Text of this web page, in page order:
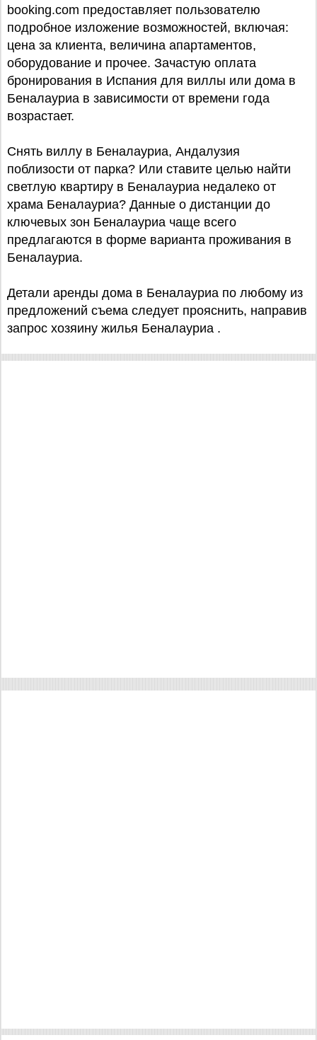
booking.com предоставляет пользователю
подробное изложение возможностей, включая:
цена за клиента, величина апартаментов,
оборудование и прочее. Зачастую оплата
бронирования в Испания для виллы или дома в
Беналауриа в зависимости от времени года
возрастает.
Снять виллу в Беналауриа, Андалузия
поблизости от парка? Или ставите целью найти
светлую квартиру в Беналауриа недалеко от
храма Беналауриа? Данные о дистанции до
ключевых зон Беналауриа чаще всего
предлагаются в форме варианта проживания в
Беналауриа.
Детали аренды дома в Беналауриа по любому из
предложений съема следует прояснить, направив
запрос хозяину жилья Беналауриа .